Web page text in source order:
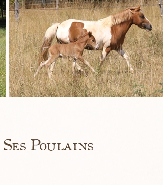
Ses Poulains